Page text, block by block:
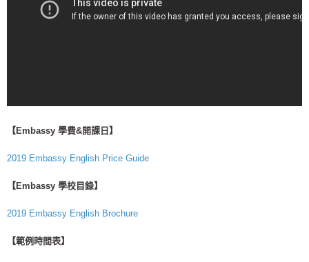
【Embassy 學費&開課日】
2019 Embassy English Price Guide
【Embassy 學校目錄】
2019 Embassy English Brochure
【範例時間表】